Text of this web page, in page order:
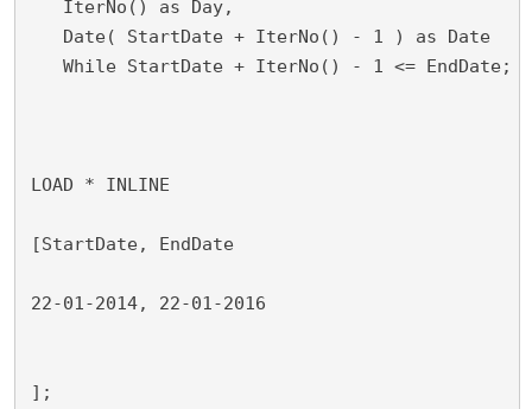
   IterNo() as Day,
   Date( StartDate + IterNo() - 1 ) as Date
   While StartDate + IterNo() - 1 <= EndDate;
LOAD * INLINE
[StartDate, EndDate
22-01-2014, 22-01-2016
];